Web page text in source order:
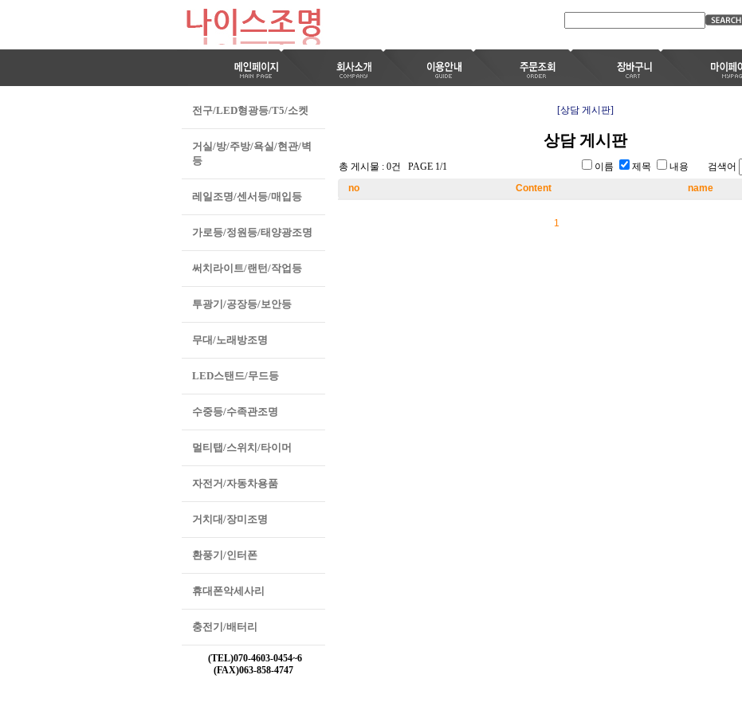
전구/LED형광등/T5/소켓
거실/방/주방/욕실/현관/벽
등
레일조명/센서등/매입등
가로등/정원등/태양광조명
써치라이트/랜턴/작업등
투광기/공장등/보안등
무대/노래방조명
LED스탠드/무드등
수중등/수족관조명
멀티탭/스위치/타이머
자전거/자동차용품
거치대/장미조명
환풍기/인터폰
휴대폰악세사리
충전기/배터리
(TEL)070-4603-0454~6
(FAX)063-858-4747
[상담 게시판]
상담 게시판
총 게시물 : 0건 PAGE 1/1 이름 제목
내용 검색어
no
Content name
1